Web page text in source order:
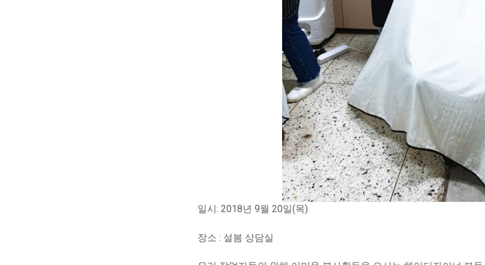
일시: 2018년 9월 20일(목)
장소 : 설봄 상담실